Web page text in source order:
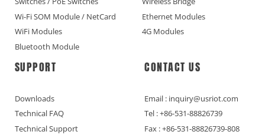
Wi-Fi SOM Module / NetCard
Ethernet Modules
WiFi Modules
4G Modules
Bluetooth Module
SUPPORT
Downloads
Technical FAQ
Technical Support
CONTACT US
Email : inquiry@usriot.com
Tel : +86-531-88826739
Fax : +86-531-88826739-808